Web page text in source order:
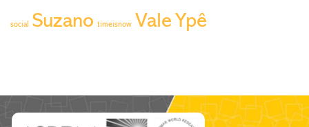
social Suzano timeisnow Vale Ypê